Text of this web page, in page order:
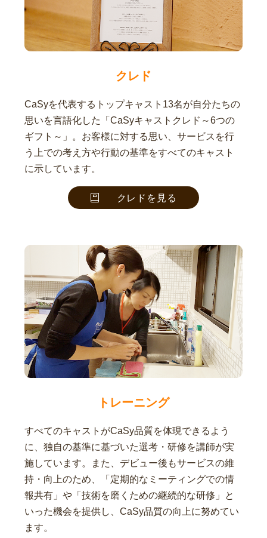
クレド
CaSyを代表するトップキャスト13名が自分たちの
思いを言語化した「CaSyキャストクレド～6つの
ギフト～」。お客様に対する思い、サービスを行
う上での考え方や行動の基準をすべてのキャスト
に示しています。
クレドを見る
トレーニング
すべてのキャストがCaSy品質を体現できるよう
に、独自の基準に基づいた選考・研修を講師が実
施しています。また、デビュー後もサービスの維
持・向上のため、「定期的なミーティングでの情
報共有」や「技術を磨くための継続的な研修」と
いった機会を提供し、CaSy品質の向上に努めてい
ます。